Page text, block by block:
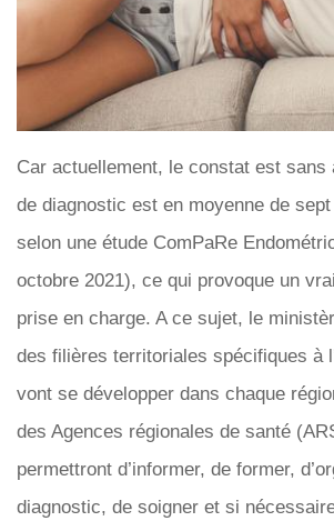
Car actuellement, le constat est sans
de diagnostic est en moyenne de
selon une étude ComPaRe
octobre 2021), ce qui provoque un
prise en charge. A ce sujet, le
des filières territoriales spécifiques à
vont se développer dans chaque
des Agences régionales de santé
permettront d’informer, de former,
diagnostic, de soigner et si